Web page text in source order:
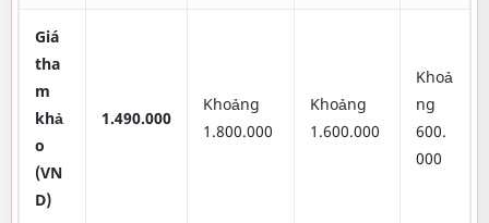
Giá
tha
m
khả
o
(VN
D)
1.490.000
Khoảng
1.800.000
Khoảng
1.600.000
Khoả
ng
600.
000